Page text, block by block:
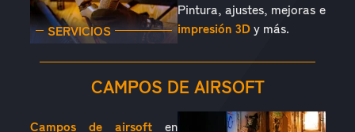
SERVICIOS
Pintura, ajustes, mejoras e
impresión 3D y más.
CAMPOS DE AIRSOFT
Campos de airsoften